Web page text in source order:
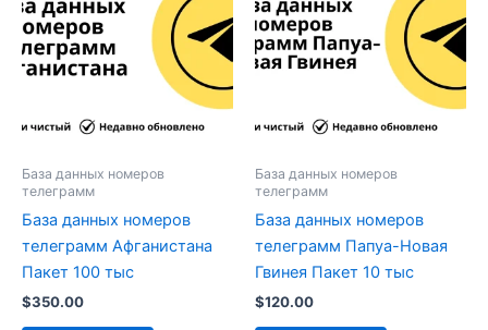
База данных номеров
телеграмм
База данных номеров
телеграмм Афганистана
Пакет 100 тыс
$350.00
База данных номеров
телеграмм
База данных номеров
телеграмм Папуа-Новая
Гвинея Пакет 10 тыс
$120.00